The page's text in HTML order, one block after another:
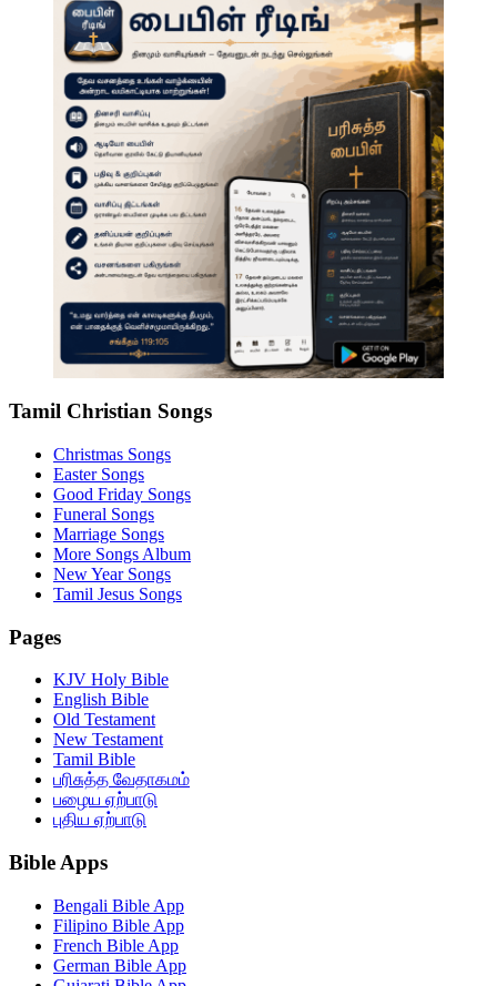
Tamil Christian Songs
Christmas Songs
Easter Songs
Good Friday Songs
Funeral Songs
Marriage Songs
More Songs Album
New Year Songs
Tamil Jesus Songs
Pages
KJV Holy Bible
English Bible
Old Testament
New Testament
Tamil Bible
பரிசுத்த வேதாகமம்
பழைய ஏற்பாடு
புதிய ஏற்பாடு
Bible Apps
Bengali Bible App
Filipino Bible App
French Bible App
German Bible App